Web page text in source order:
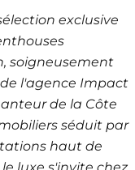
exclusive
soigneusement
l'agence Impact
de la Côte
séduit par
haut de